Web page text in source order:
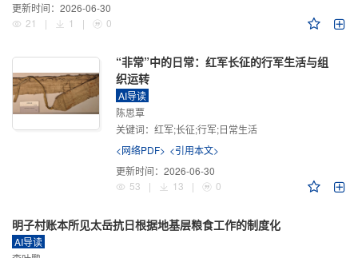
更新时间： 2026-06-30
21
| 1 | 0
“非常”中的日常：红军长征的行军生活与组
织运转
AI导读
陈思覃
关键词： 红军;长征;行军;日常生活
<网络PDF> <引用本文>
更新时间： 2026-06-30
53
| 13 | 0
明子村账本所见太岳抗日根据地基层粮食工作的制度化
AI导读